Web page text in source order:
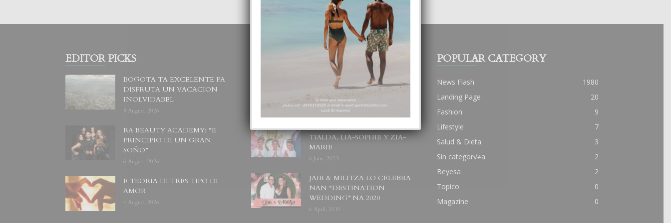
EDITOR PICKS
BOGOTA TA EXCELENTE PA
DISFRUTA UN VACACION
INOLVIDABEL
8 August, 2026
RA BEAUTY ACADEMY: “E
PRINCIPIO DI UN GRAN
SOÑO”
6 August, 2026
E TEORIA DI TRES TIPO DI
AMOR
4 August, 2026
POPULAR POSTS
BODA MANSUR
3 December, 2019
UN DIA INOLVIDABEL PA
TIALDA, LIA-SOPHIE Y ZIA-
MARIE
6 June, 2023
JAIR & MILITZA LO CELEBRA
NAN “DESTINATION
WEDDING” NA 2020
6 April, 2019
POPULAR CATEGORY
News Flash
1980
Landing Page
20
Fashion
9
Lifestyle
7
Salud & Dieta
3
Sin categor√≠a
2
Beyesa
2
Topico
0
Magazine
0